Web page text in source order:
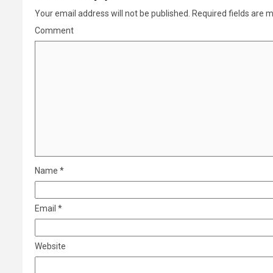
Your email address will not be published. Required fields are
Comment
Name *
Email *
Website